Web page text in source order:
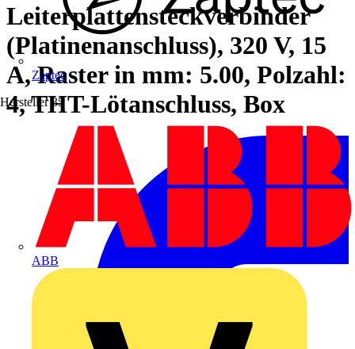
Zaptec
Hersteller 35
ABB
Leiterplattensteckverbinder
(Platinenanschluss), 320 V, 15
A, Raster in mm: 5.00, Polzahl:
4, THT-Lötanschluss, Box